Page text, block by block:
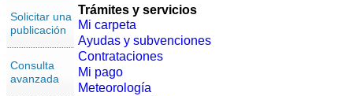
Solicitar una
publicación
Consulta
avanzada
Trámites y servicios
Mi carpeta
Ayudas y subvenciones
Contrataciones
Mi pago
Meteorología